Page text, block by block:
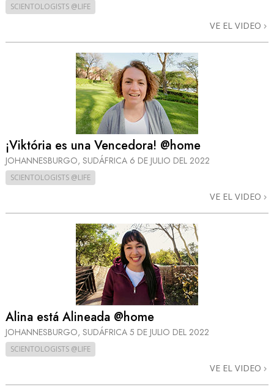
SCIENTOLOGISTS @LIFE
VE EL VIDEO
¡Viktória es una Vencedora! @home
JOHANNESBURGO, SUDÁFRICA 6 DE JULIO DEL 2022
SCIENTOLOGISTS @LIFE
VE EL VIDEO
Alina está Alineada @home
JOHANNESBURGO, SUDÁFRICA 5 DE JULIO DEL 2022
SCIENTOLOGISTS @LIFE
VE EL VIDEO